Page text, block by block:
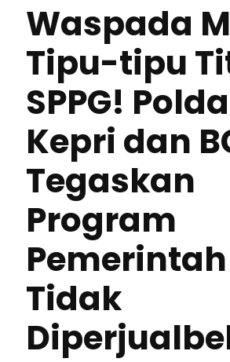
Waspada
Tipu-tipu
SPPG! Polda
Kepri dan
Tegaskan
Program
Pemerintah
Tidak